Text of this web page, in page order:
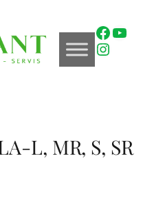
L, MR, S, SR